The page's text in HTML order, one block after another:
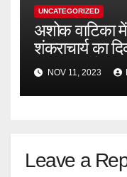
UNCATEGORIZED
अशोक वाटिका में
शंकराचार्य का
भक्ति मय रहेगा
NOV 11, 2023
Leave a